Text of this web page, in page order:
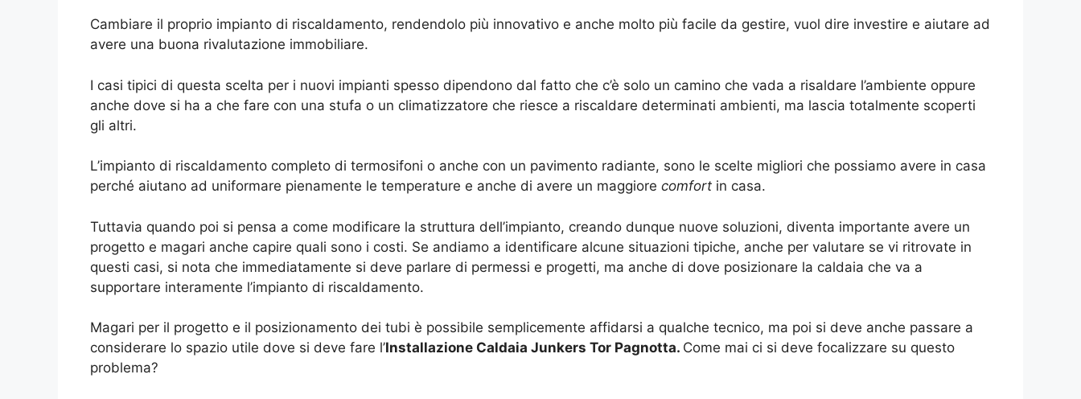
Cambiare il proprio impianto di riscaldamento, rendendolo più innovativo e anche molto più facile da gestire, vuol dire investire e aiutare ad
avere una buona rivalutazione immobiliare.
I casi tipici di questa scelta per i nuovi impianti spesso dipendono dal fatto che c’è solo un camino che vada a risaldare l’ambiente oppure
anche dove si ha a che fare con una stufa o un climatizzatore che riesce a riscaldare determinati ambienti, ma lascia totalmente scoperti
gli altri.
L’impianto di riscaldamento completo di termosifoni o anche con un pavimento radiante, sono le scelte migliori che possiamo avere in casa
perché aiutano ad uniformare pienamente le temperature e anche di avere un maggiore comfort in casa.
Tuttavia quando poi si pensa a come modificare la struttura dell’impianto, creando dunque nuove soluzioni, diventa importante avere un
progetto e magari anche capire quali sono i costi. Se andiamo a identificare alcune situazioni tipiche, anche per valutare se vi ritrovate in
questi casi, si nota che immediatamente si deve parlare di permessi e progetti, ma anche di dove posizionare la caldaia che va a
supportare interamente l’impianto di riscaldamento.
Magari per il progetto e il posizionamento dei tubi è possibile semplicemente affidarsi a qualche tecnico, ma poi si deve anche passare a
considerare lo spazio utile dove si deve fare l’Installazione Caldaia Junkers Tor Pagnotta. Come mai ci si deve focalizzare su questo
problema?